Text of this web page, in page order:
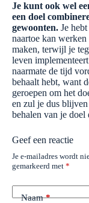
Je kunt ook wel
een doel
gewoonten. Je
naartoe kan
maken, terwijl je
leven
naarmate de tijd
behaalt hebt, want
geroepen om het
en zul je dus
behalen van je
Geef een reactie
Je e-mailadres wordt
gemarkeerd met *
Naam*